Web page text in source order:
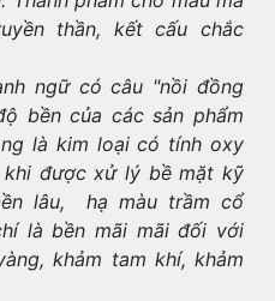
thần, kết cấu chắc
ngữ có câu "nồi đồng
bền của các sản phẩm
là kim loại có tính oxy
khi được xử lý bề mặt kỹ
lâu, hạ màu trầm cổ
là bền mãi mãi đối với
khảm tam khí, khảm